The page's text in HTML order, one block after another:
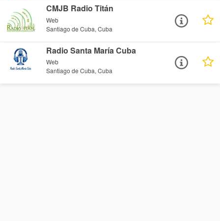
CMJB Radio Titán
Web
Santiago de Cuba, Cuba
Radio Santa María Cuba
Web
Santiago de Cuba, Cuba